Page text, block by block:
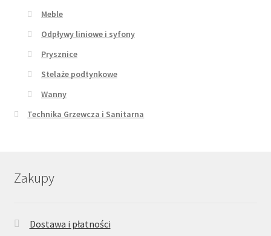
Meble
Odpływy liniowe i syfony
Prysznice
Stelaże podtynkowe
Wanny
Technika Grzewcza i Sanitarna
Zakupy
Dostawa i płatności